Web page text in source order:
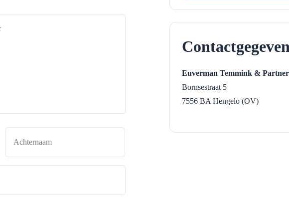
Euverman Temmink &
Bornsestraat 5
7556 BA Hengelo (OV)